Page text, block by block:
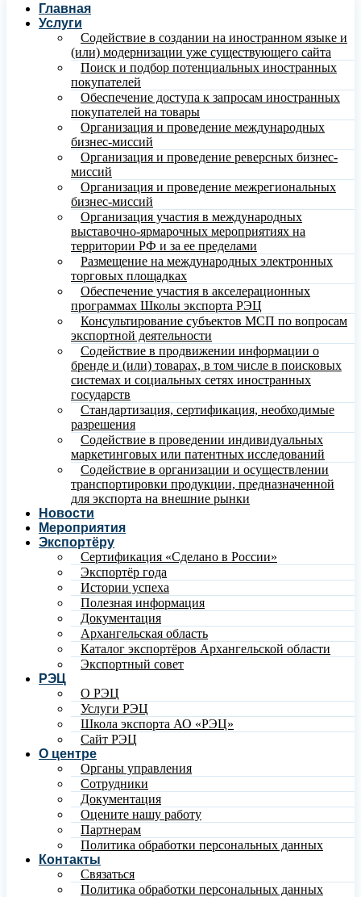
Главная
Услуги
Содействие в создании на иностранном языке и
(или) модернизации уже существующего сайта
Поиск и подбор потенциальных иностранных
покупателей
Обеспечение доступа к запросам иностранных
покупателей на товары
Организация и проведение международных
бизнес-миссий
Организация и проведение реверсных бизнес-
миссий
Организация и проведение межрегиональных
бизнес-миссий
Организация участия в международных
выставочно-ярмарочных мероприятиях на
территории РФ и за ее пределами
Размещение на международных электронных
торговых площадках
Обеспечение участия в акселерационных
программах Школы экспорта РЭЦ
Консультирование субъектов МСП по вопросам
экспортной деятельности
Содействие в продвижении информации о
бренде и (или) товарах, в том числе в поисковых
системах и социальных сетях иностранных
государств
Стандартизация, сертификация, необходимые
разрешения
Содействие в проведении индивидуальных
маркетинговых или патентных исследований
Содействие в организации и осуществлении
транспортировки продукции, предназначенной
для экспорта на внешние рынки
Новости
Мероприятия
Экспортёру
Сертификация «Сделано в России»
Экспортёр года
Истории успеха
Полезная информация
Документация
Архангельская область
Каталог экспортёров Архангельской области
Экспортный совет
РЭЦ
О РЭЦ
Услуги РЭЦ
Школа экспорта АО «РЭЦ»
Сайт РЭЦ
О центре
Органы управления
Сотрудники
Документация
Оцените нашу работу
Партнерам
Политика обработки персональных данных
Контакты
Связаться
Политика обработки персональных данных